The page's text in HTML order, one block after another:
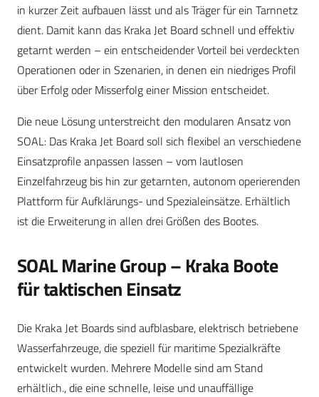
in kurzer Zeit aufbauen lässt und als Träger für ein Tarnnetz
dient. Damit kann das Kraka Jet Board schnell und effektiv
getarnt werden – ein entscheidender Vorteil bei verdeckten
Operationen oder in Szenarien, in denen ein niedriges Profil
über Erfolg oder Misserfolg einer Mission entscheidet.
Die neue Lösung unterstreicht den modularen Ansatz von
SOAL: Das Kraka Jet Board soll sich flexibel an verschiedene
Einsatzprofile anpassen lassen – vom lautlosen
Einzelfahrzeug bis hin zur getarnten, autonom operierenden
Plattform für Aufklärungs- und Spezialeinsätze. Erhältlich
ist die Erweiterung in allen drei Größen des Bootes.
SOAL Marine Group – Kraka Boote
für taktischen Einsatz
Die Kraka Jet Boards sind aufblasbare, elektrisch betriebene
Wasserfahrzeuge, die speziell für maritime Spezialkräfte
entwickelt wurden. Mehrere Modelle sind am Stand
erhältlich., die eine schnelle, leise und unauffällige